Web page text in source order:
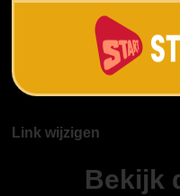
Link wijzigen
Bekijk